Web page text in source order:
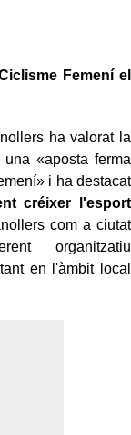
Femení el
ha valorat la
«aposta ferma
i ha destacat
créixer l'esport
com a ciutat
organitzatiu
en l'àmbit local